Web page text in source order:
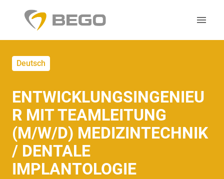
Startseite
Deutsch
ENTWICKLUNGSINGENIEU
R MIT TEAMLEITUNG
(M/W/D) MEDIZINTECHNIK
/ DENTALE
IMPLANTOLOGIE